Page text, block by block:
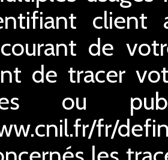
client
de
de tracer
ou
fr/